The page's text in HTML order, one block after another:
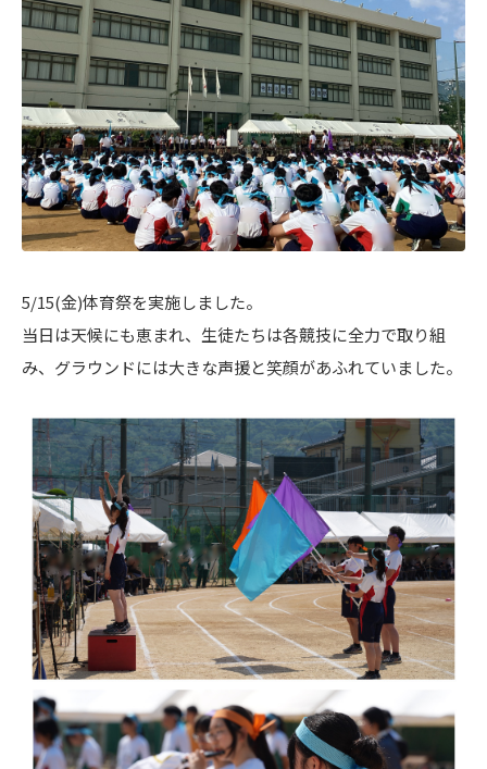
5/15(金)体育祭を実施しました。
当日は天候にも恵まれ、生徒たちは各競技に全力で取り組
み、グラウンドには大きな声援と笑顔があふれていました。